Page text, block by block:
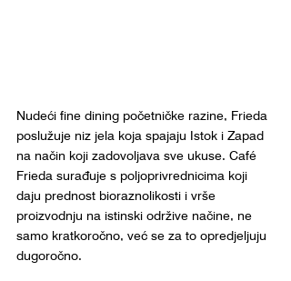
Nudeći fine dining početničke razine, Frieda
poslužuje niz jela koja spajaju Istok i Zapad
na način koji zadovoljava sve ukuse. Café
Frieda surađuje s poljoprivrednicima koji
daju prednost bioraznolikosti i vrše
proizvodnju na istinski održive načine, ne
samo kratkoročno, već se za to opredjeljuju
dugoročno.